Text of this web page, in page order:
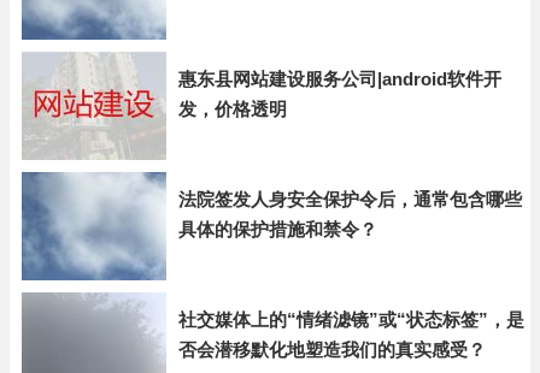
惠东县网站建设服务公司|android软件开
发，价格透明
法院签发人身安全保护令后，通常包含哪些
具体的保护措施和禁令？
社交媒体上的“情绪滤镜”或“状态标签”，是
否会潜移默化地塑造我们的真实感受？